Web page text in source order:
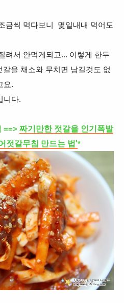
금씩 먹다보니 몇일내내 먹어도
려서 안먹게되고... 이렇게 한두
을 채소와 무치면 남길것도 없
요.
니다.
==> 짜기만한 젓갈을 인기폭발
젓갈무침 만드는 법'*